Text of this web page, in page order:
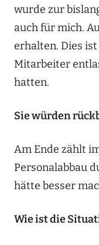
wurde zur
auch für mich.
erhalten. Dies
Mitarbeiter
hatten.
Sie würden
Am Ende zählt
Personalabbau
hätte besser
Wie ist die